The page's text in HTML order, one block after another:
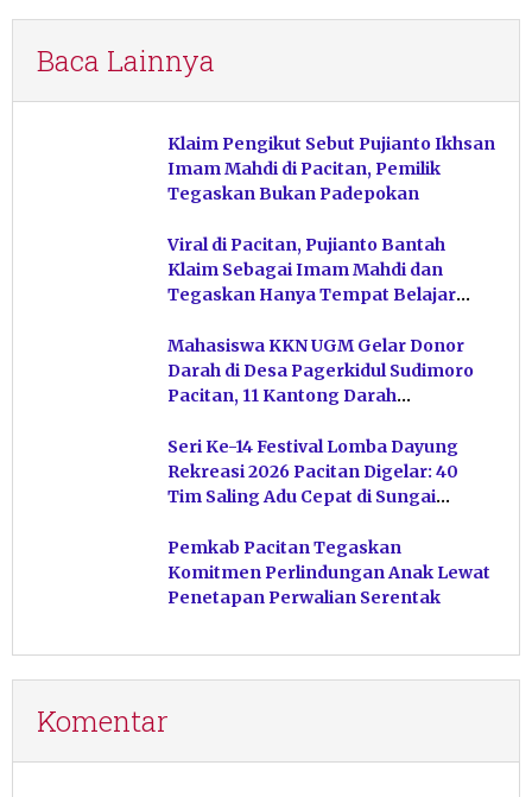
Baca Lainnya
Klaim Pengikut Sebut Pujianto Ikhsan
Imam Mahdi di Pacitan, Pemilik
Tegaskan Bukan Padepokan
Viral di Pacitan, Pujianto Bantah
Klaim Sebagai Imam Mahdi dan
Tegaskan Hanya Tempat Belajar
Mahasiswa KKN UGM Gelar Donor
Darah di Desa Pagerkidul Sudimoro
Pacitan, 11 Kantong Darah
Seri Ke-14 Festival Lomba Dayung
Rekreasi 2026 Pacitan Digelar: 40
Tim Saling Adu Cepat di Sungai
Pemkab Pacitan Tegaskan
Komitmen Perlindungan Anak Lewat
Penetapan Perwalian Serentak
Komentar